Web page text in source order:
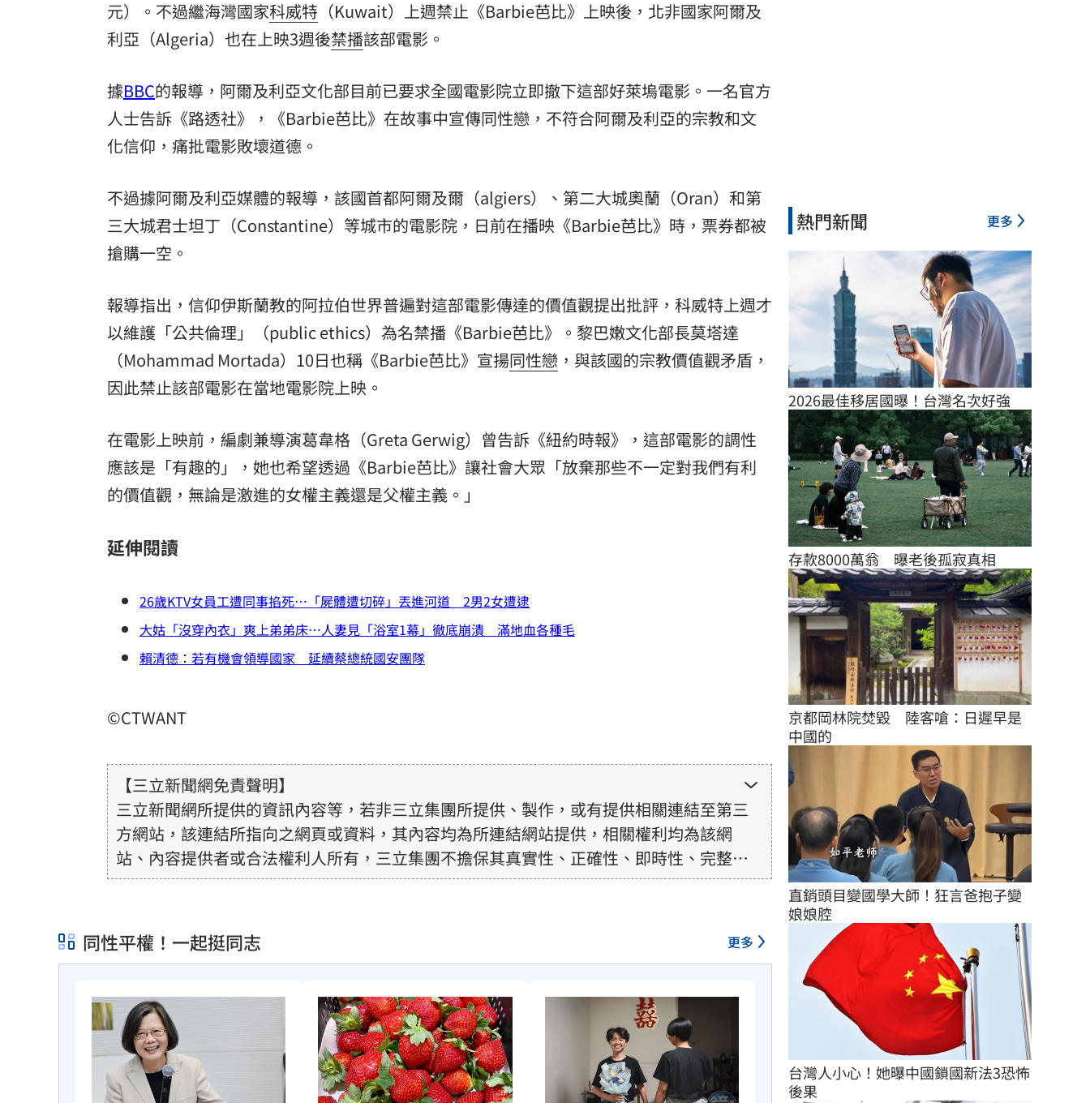
酷澎「爸氣父親節」國際官方品牌齊聚 11:00
元）。不過繼海灣國家科威特 （Kuwait）上週禁止《Barbie芭比》上映後，北非國家阿爾及
利亞 （Algeria）也在上映3週後禁播該部電影。
據BBC的報導，阿爾及利亞文化部目前已要求全國電影院立即撤下這部好萊塢電影。一名官方
人士告訴《路透社》，《Barbie芭比》在故事中宣傳同性戀，不符合阿爾及利亞的宗教和文
化信仰，痛批電影敗壞道德。
不過據阿爾及利亞媒體的報導，該國首都阿爾及爾（algiers）、第二大城奧蘭（Oran）和第
三大城君士坦丁（Constantine）等城市的電影院，日前在播映《Barbie芭比》時，票券都被
搶購一空。
報導指出，信仰伊斯蘭教的阿拉伯世界普遍對這部電影傳達的價值觀提出批評，科威特上週才
以維護「公共倫理」（public ethics）為名禁播《Barbie芭比》。黎巴嫩文化部長莫塔達
（Mohammad Mortada）10日也稱《Barbie芭比》宣揚同性戀 ，與該國的宗教價值觀矛盾，
因此禁止該部電影在當地電影院上映。
在電影上映前，編劇兼導演葛韋格（Greta Gerwig）曾告訴《紐約時報》，這部電影的調性
應該是「有趣的」，她也希望透過《Barbie芭比》讓社會大眾「放棄那些不一定對我們有利
的價值觀，無論是激進的女權主義還是父權主義。」
延伸閱讀
26歲KTV女員工遭同事掐死…「屍體遭切碎」丟進河道 2男2女遭逮
大姑「沒穿內衣」爽上弟弟床…人妻見「浴室1幕」徹底崩潰 滿地血各種毛
賴清德：若有機會領導國家 延續蔡總統國安團隊
©CTWANT
【三立新聞網免責聲明】
三立新聞網所提供的資訊內容等，若非三立集團所提供、製作，或有提供相關連結至第三
方網站，該連結所指向之網頁或資料，其內容均為所連結網站提供，相關權利均為該網
站、內容提供者或合法權利人所有，三立集團不擔保其真實性、正確性、即時性、完整性
或合法性。三立新聞網所提供的資訊內容，若其著作權不屬於三立集團所有，使用者未取
用者自負全責。
同性平權！一起挺同志 更多
熱門新聞 更多
2026最佳移居國曝！台灣名次好強
存款8000萬翁　曝老後孤寂真相
京都岡林院焚毀　陸客嗆：日遲早是
中國的
直銷頭目變國學大師！狂言爸抱子變
娘娘腔
台灣人小心！她曝中國鎖國新法3恐怖
後果